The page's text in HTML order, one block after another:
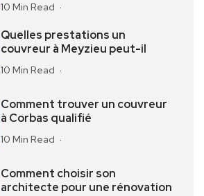
10 Min Read
Quelles prestations un
couvreur à Meyzieu peut-il
10 Min Read
Comment trouver un couvreur
à Corbas qualifié
10 Min Read
Comment choisir son
architecte pour une rénovation